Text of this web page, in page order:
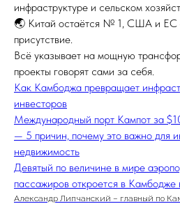
инфраструктуре и сельском
🌏 Китай остаётся № 1, США и ЕС
присутствие.
Всё указывает на мощную
проекты говорят сами за себя.
Как Камбоджа превращает
инвесторов
Международный порт Кампот за
— 5 причин, почему это важно для
недвижимость
Девятый по величине в мире
пассажиров откроется в Камбодже
Александр Липчанский – главный по